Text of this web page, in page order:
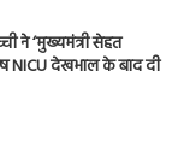
ने ‘मुख्यमंत्री सेहत
NICU देखभाल के बाद दी